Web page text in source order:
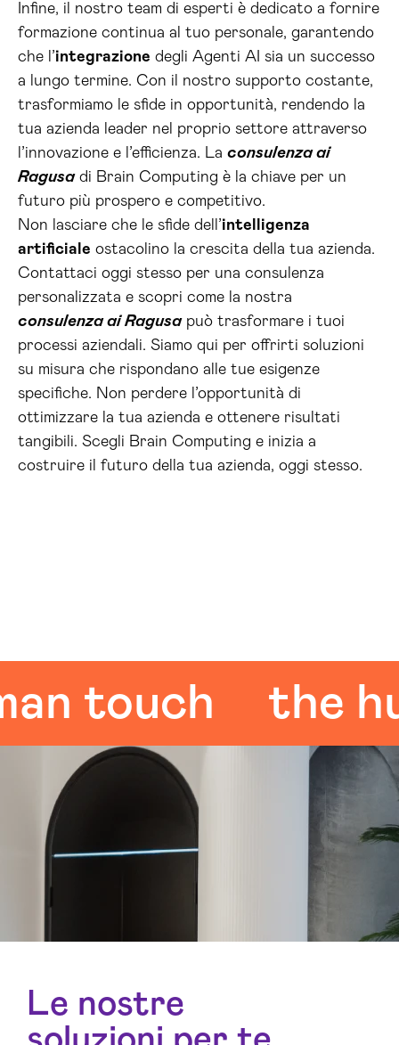
Infine, il nostro team di esperti è dedicato a fornire
formazione continua al tuo personale, garantendo
che l’integrazione degli Agenti AI sia un successo
a lungo termine. Con il nostro supporto costante,
trasformiamo le sfide in opportunità, rendendo la
tua azienda leader nel proprio settore attraverso
l’innovazione e l’efficienza. La consulenza ai
Ragusadi Brain Computing è la chiave per un
futuro più prospero e competitivo.
Non lasciare che le sfide dell’intelligenza
artificiale ostacolino la crescita della tua azienda.
Contattaci oggi stesso per una consulenza
personalizzata e scopri come la nostra
consulenza ai Ragusapuò trasformare i tuoi
processi aziendali. Siamo qui per offrirti soluzioni
su misura che rispondano alle tue esigenze
specifiche. Non perdere l’opportunità di
ottimizzare la tua azienda e ottenere risultati
tangibili. Scegli Brain Computing e inizia a
costruire il futuro della tua azienda, oggi stesso.
the
Le nostre